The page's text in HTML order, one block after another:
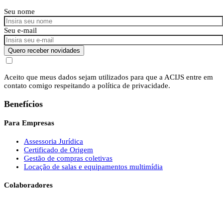
Seu nome
Seu e-mail
Quero receber novidades
Aceito que meus dados sejam utilizados para que a ACIJS entre em
contato comigo respeitando a política de privacidade.
Benefícios
Para Empresas
Assessoria Jurídica
Certificado de Origem
Gestão de compras coletivas
Locação de salas e equipamentos multimídia
Colaboradores